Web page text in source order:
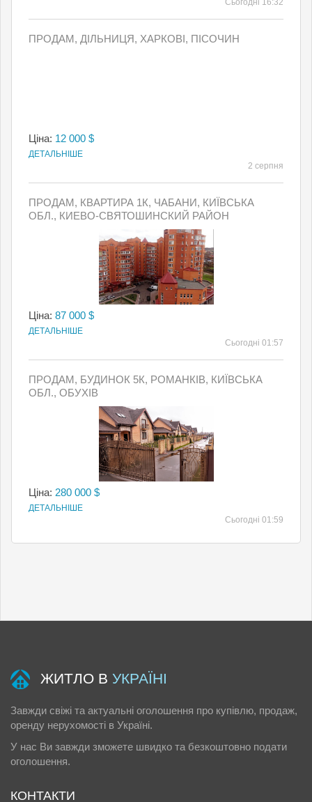
Сьогодні 16:32
ПРОДАМ, ДІЛЬНИЦЯ, ХАРКОВІ, ПІСОЧИН
Ціна: 12 000 $
ДЕТАЛЬНІШЕ
2 серпня
ПРОДАМ, КВАРТИРА 1К, ЧАБАНИ, КИЇВСЬКА
ОБЛ., КИЕВО-СВЯТОШИНСКИЙ РАЙОН
Ціна: 87 000 $
ДЕТАЛЬНІШЕ
Сьогодні 01:57
ПРОДАМ, БУДИНОК 5К, РОМАНКІВ, КИЇВСЬКА
ОБЛ., ОБУХІВ
Ціна: 280 000 $
ДЕТАЛЬНІШЕ
Сьогодні 01:59
ЖИТЛО В УКРАЇНІ
Завжди свіжі та актуальні оголошення про купівлю, продаж,
оренду нерухомості в Україні.
У нас Ви завжди зможете швидко та безкоштовно подати
оголошення.
КОНТАКТИ